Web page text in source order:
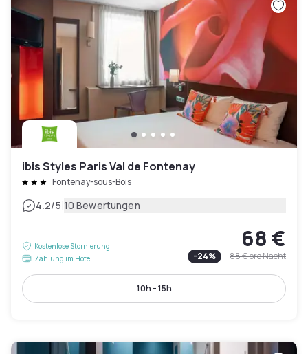
ibis Styles Paris Val de Fontenay
Fontenay-sous-Bois
4.2/5|10 Bewertungen
Kostenlose Stornierung
Zahlung im Hotel
68 €
-24% 88 €pro Nacht
10h - 15h